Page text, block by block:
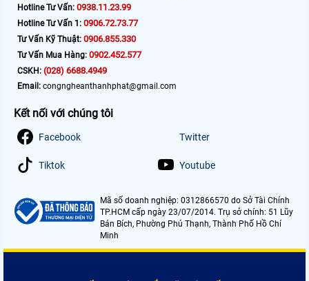
Hotline Tư Vấn: 0938.11.23.99
Hotline Tư Vấn 1: 0906.72.73.77
Tư Vấn Kỹ Thuật: 0906.855.330
Tư Vấn Mua Hàng: 0902.452.577
CSKH: (028) 6688.4949
Email: congngheanthanhphat@gmail.com
Kết nối với chúng tôi
Facebook Twitter
Tiktok Youtube
Mã số doanh nghiệp: 0312866570 do Sở Tài Chính
TP.HCM cấp ngày 23/07/2014. Trụ sở chính: 51 Lũy
Bán Bích, Phường Phú Thạnh, Thành Phố Hồ Chí
Minh